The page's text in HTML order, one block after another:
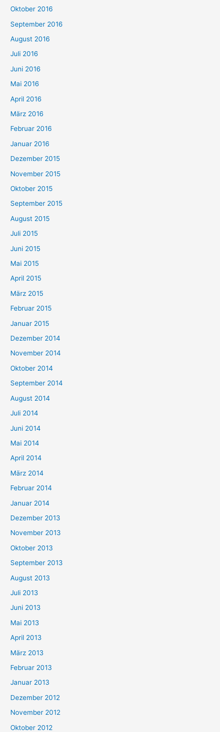
Oktober 2016
September 2016
August 2016
Juli 2016
Juni 2016
Mai 2016
April 2016
März 2016
Februar 2016
Januar 2016
Dezember 2015
November 2015
Oktober 2015
September 2015
August 2015
Juli 2015
Juni 2015
Mai 2015
April 2015
März 2015
Februar 2015
Januar 2015
Dezember 2014
November 2014
Oktober 2014
September 2014
August 2014
Juli 2014
Juni 2014
Mai 2014
April 2014
März 2014
Februar 2014
Januar 2014
Dezember 2013
November 2013
Oktober 2013
September 2013
August 2013
Juli 2013
Juni 2013
Mai 2013
April 2013
März 2013
Februar 2013
Januar 2013
Dezember 2012
November 2012
Oktober 2012